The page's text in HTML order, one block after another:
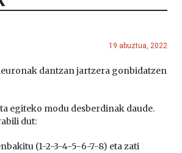
19 abuztua, 2022
dantzan jartzera gonbidatzen
egiteko modu desberdinak daude.
dut:
(1-2-3-4-5-6-7-8) eta zati